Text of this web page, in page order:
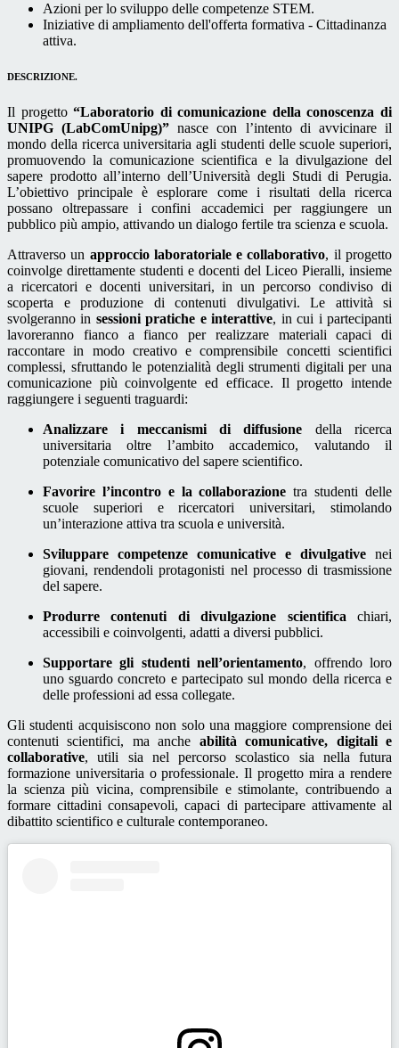
Azioni per lo sviluppo delle competenze STEM.
Iniziative di ampliamento dell'offerta formativa - Cittadinanza
attiva.
DESCRIZIONE.
Il progetto“Laboratorio di comunicazione della conoscenza di
UNIPG (LabComUnipg)” nasce con l’intento di avvicinare il
mondo della ricerca universitaria agli studenti delle scuole superiori,
promuovendo la comunicazione scientifica e la divulgazione del
sapere prodotto all’interno dell’Università degli Studi di Perugia.
L’obiettivo principale è esplorare come i risultati della ricerca
possano oltrepassare i confini accademici per raggiungere un
pubblico più ampio, attivando un dialogo fertile tra scienza e scuola.
Attraverso un approccio laboratoriale e collaborativo, il progetto
coinvolge direttamente studenti e docenti del Liceo Pieralli, insieme
a ricercatori e docenti universitari, in un percorso condiviso di
scoperta e produzione di contenuti divulgativi. Le attività si
svolgeranno in sessioni pratiche e interattive, in cui i partecipanti
lavoreranno fianco a fianco per realizzare materiali capaci di
raccontare in modo creativo e comprensibile concetti scientifici
complessi, sfruttando le potenzialità degli strumenti digitali per una
comunicazione più coinvolgente ed efficace. Il progetto intende
raggiungere i seguenti traguardi:
Analizzare i meccanismi di diffusione della ricerca
universitaria oltre l’ambito accademico, valutando il
potenziale comunicativo del sapere scientifico.
Favorire l’incontro e la collaborazione tra studenti delle
scuole superiori e ricercatori universitari, stimolando
un’interazione attiva tra scuola e università.
Sviluppare competenze comunicative e divulgative nei
giovani, rendendoli protagonisti nel processo di trasmissione
del sapere.
Produrre contenuti di divulgazione scientifica chiari,
accessibili e coinvolgenti, adatti a diversi pubblici.
Supportare gli studenti nell’orientamento, offrendo loro
uno sguardo concreto e partecipato sul mondo della ricerca e
delle professioni ad essa collegate.
Gli studenti acquisiscono non solo una maggiore comprensione dei
contenuti scientifici, ma anche abilità comunicative, digitali e
collaborative, utili sia nel percorso scolastico sia nella futura
formazione universitaria o professionale. Il progetto mira a rendere
la scienza più vicina, comprensibile e stimolante, contribuendo a
formare cittadini consapevoli, capaci di partecipare attivamente al
dibattito scientifico e culturale contemporaneo.